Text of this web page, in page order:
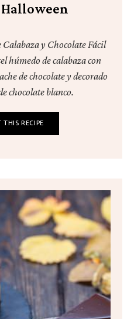
Calabaza y Chocolate Fácil
húmedo de calabaza con
de chocolate y decorado
chocolate blanco.
RECIPE